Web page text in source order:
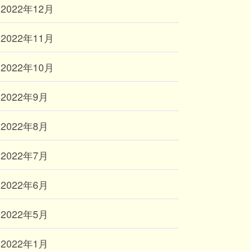
2022年12月
2022年11月
2022年10月
2022年9月
2022年8月
2022年7月
2022年6月
2022年5月
2022年1月